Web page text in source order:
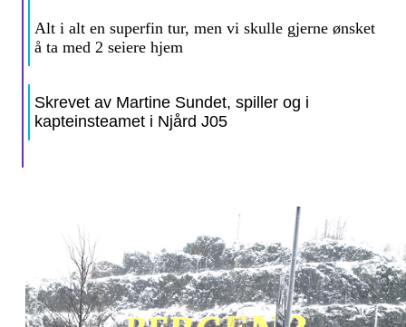
Alt i alt en superfin tur, men vi skulle gjerne ønsket
å ta med 2 seiere hjem
Skrevet av Martine Sundet, spiller og i
kapteinsteamet i Njård J05